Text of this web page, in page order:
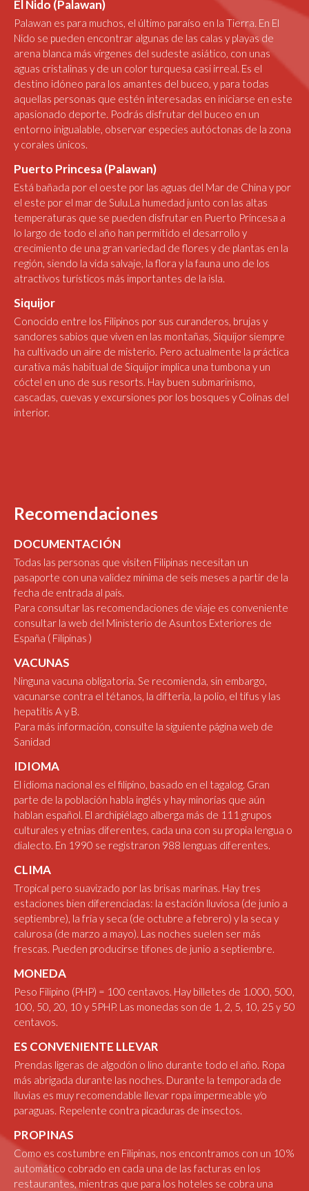
El Nido (Palawan)
Palawan es para muchos, el último paraíso en la Tierra. En El
Nido se pueden encontrar algunas de las calas y playas de
arena blanca más vírgenes del sudeste asiático, con unas
aguas cristalinas y de un color turquesa casi irreal. Es el
destino idóneo para los amantes del buceo, y para todas
aquellas personas que estén interesadas en iniciarse en este
apasionado deporte. Podrás disfrutar del buceo en un
entorno inigualable, observar especies autóctonas de la zona
y corales únicos.
Puerto Princesa (Palawan)
Está bañada por el oeste por las aguas del Mar de China y por
el este por el mar de Sulu.La humedad junto con las altas
temperaturas que se pueden disfrutar en Puerto Princesa a
lo largo de todo el año han permitido el desarrollo y
crecimiento de una gran variedad de flores y de plantas en la
región, siendo la vida salvaje, la flora y la fauna uno de los
atractivos turísticos más importantes de la isla.
Siquijor
Conocido entre los Filipinos por sus curanderos, brujas y
sandores sabios que viven en las montañas, Siquijor siempre
ha cultivado un aire de misterio. Pero actualmente la práctica
curativa más habitual de Siquijor implica una tumbona y un
cóctel en uno de sus resorts. Hay buen submarinismo,
cascadas, cuevas y excursiones por los bosques y Colinas del
interior.
Recomendaciones
DOCUMENTACIÓN
Todas las personas que visiten Filipinas necesitan un
pasaporte con una validez mínima de seis meses a partir de la
fecha de entrada al país.
Para consultar las recomendaciones de viaje es conveniente
consultar la web del Ministerio de Asuntos Exteriores de
España ( Filipinas )
VACUNAS
Ninguna vacuna obligatoria. Se recomienda, sin embargo,
vacunarse contra el tétanos, la difteria, la polio, el tifus y las
hepatitis A y B.
Para más información, consulte la siguiente página web de
Sanidad
IDIOMA
El idioma nacional es el filipino, basado en el tagalog. Gran
parte de la población habla inglés y hay minorías que aún
hablan español. El archipiélago alberga más de 111 grupos
culturales y etnias diferentes, cada una con su propia lengua o
dialecto. En 1990 se registraron 988 lenguas diferentes.
CLIMA
Tropical pero suavizado por las brisas marinas. Hay tres
estaciones bien diferenciadas: la estación lluviosa (de junio a
septiembre), la fría y seca (de octubre a febrero) y la seca y
calurosa (de marzo a mayo). Las noches suelen ser más
frescas. Pueden producirse tifones de junio a septiembre.
MONEDA
Peso Filipino (PHP) = 100 centavos. Hay billetes de 1.000, 500,
100, 50, 20, 10 y 5PHP. Las monedas son de 1, 2, 5, 10, 25 y 50
centavos.
ES CONVENIENTE LLEVAR
Prendas ligeras de algodón o lino durante todo el año. Ropa
más abrigada durante las noches. Durante la temporada de
lluvias es muy recomendable llevar ropa impermeable y/o
paraguas. Repelente contra picaduras de insectos.
PROPINAS
Como es costumbre en Filipinas, nos encontramos con un 10%
automático cobrado en cada una de las facturas en los
restaurantes, mientras que para los hoteles se cobra una